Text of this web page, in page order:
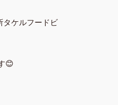
タケルフードビ
😊